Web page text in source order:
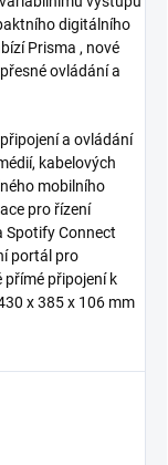
digitálního
Prisma , nové
ovládání a
a ovládání
kabelových
mobilního
pro řízení
Spotify Connect
portál pro
připojení k
x 385 x 106 mm